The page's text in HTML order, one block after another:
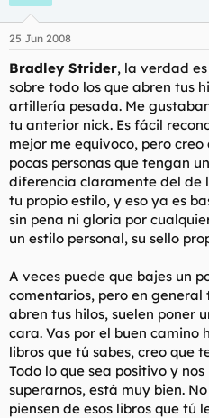
25 Jun 2008
Bradley Strider, la verdad
sobre todo los que abren tus
artillería pesada. Me
tu anterior nick. Es fácil
mejor me equivoco, pero
pocas personas que tengan
diferencia claramente del de
tu propio estilo, y eso ya es
sin pena ni gloria por
un estilo personal, su sello
A veces puede que bajes un
comentarios, pero en general
abren tus hilos, suelen poner
cara. Vas por el buen camino
libros que tú sabes, creo que
Todo lo que sea positivo y
superarnos, está muy bien.
piensen de esos libros que tú